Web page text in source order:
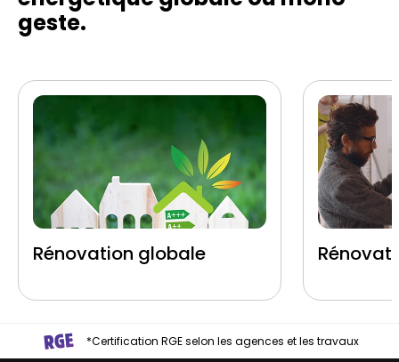
geste.
Rénovation globale
*Certification RGE selon les agences et les travaux